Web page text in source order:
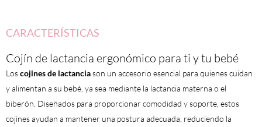
CARACTERÍSTICAS
Cojín de lactancia ergonómico para ti y tu bebé
Loscojines de lactanciason un accesorio esencial para quienes cuidan
y alimentan a su bebé, ya sea mediante la lactancia materna o el
biberón. Diseñados para proporcionar comodidad y soporte, estos
cojines ayudan a mantener una postura adecuada, reduciendo la